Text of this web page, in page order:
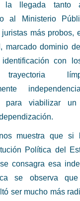
la llegada tanto
al Ministerio
más probos,
marcado dominio
con
trayectoria
para viabilizar un
muestra que si
Política del
consagra esa
se observa
ser mucho más